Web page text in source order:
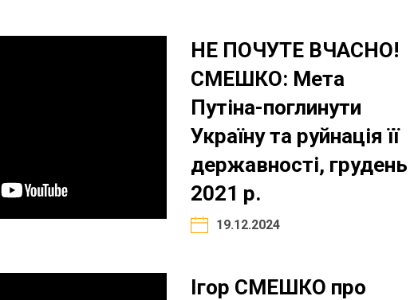
НЕ ПОЧУТЕ ВЧАСНО!
СМЕШКО: Мета
Путіна-поглинути
Україну та руйнація її
державності, грудень
2021 р.
19.12.2024
Ігор СМЕШКО про